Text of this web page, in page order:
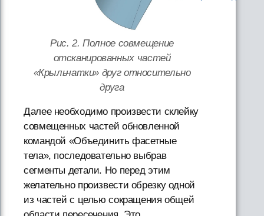
Рис. 2. Полное совмещение
отсканированных частей
«Крыльчатки» друг относительно
друга
Далее необходимо произвести склейку
совмещенных частей обновленной
командой «Объединить фасетные
тела», последовательно выбрав
сегменты детали. Но перед этим
желательно произвести обрезку одной
из частей с целью сокращения общей